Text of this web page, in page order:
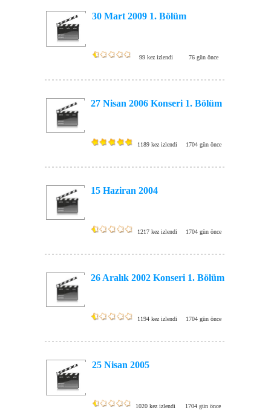
30 Mart 2009 1. Bölüm
99 kez izlendi 76 gün önce
27 Nisan 2006 Konseri 1. Bölüm
1189 kez izlendi 1704 gün önce
15 Haziran 2004
1217 kez izlendi 1704 gün önce
26 Aralık 2002 Konseri 1. Bölüm
1194 kez izlendi 1704 gün önce
25 Nisan 2005
1020 kez izlendi 1704 gün önce